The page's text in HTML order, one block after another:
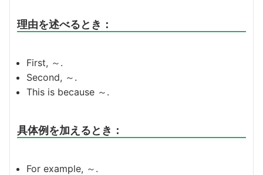
理由を述べるとき：
First, ～.
Second, ～.
This is because ～.
具体例を加えるとき：
For example, ～.